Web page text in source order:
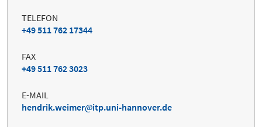
TELEFON
+49 511 762 17344
FAX
+49 511 762 3023
E-MAIL
hendrik.weimer
itp.uni-hannover.de